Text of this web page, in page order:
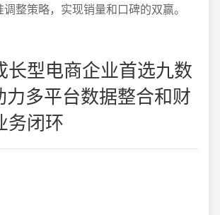
整策略，实现销量和口碑的双赢。
长型电商企业首选九数
力多平台数据整合和财
务闭环